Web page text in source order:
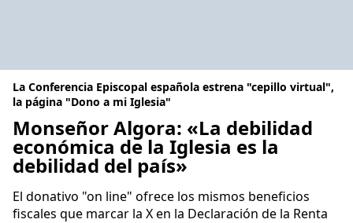
La Conferencia Episcopal española estrena "cepillo virtual",
la página "Dono a mi Iglesia"
Monseñor Algora: «La debilidad
económica de la Iglesia es la
debilidad del país»
El donativo "on line" ofrece los mismos beneficios
fiscales que marcar la X en la Declaración de la Renta